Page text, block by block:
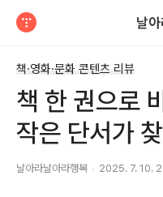
날
책·영화·문화 콘텐츠 리뷰
책 한 권으로
작은 단서가
날아라날아라행복 2025. 7. 10.